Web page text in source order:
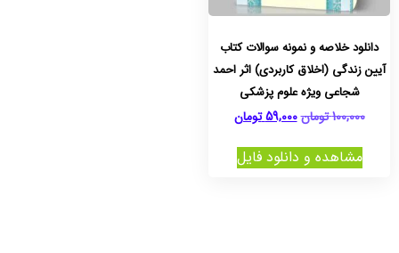
دانلود خلاصه و نمونه سوالات کتاب
آیین زندگی (اخلاق کاربردی) اثر احمد
شجاعی ویژه علوم پزشکی
100,000تومان59,000تومان
مشاهده و دانلود فایل